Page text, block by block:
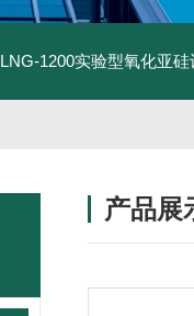
LNG-1200实验型氧化亚硅
产品展